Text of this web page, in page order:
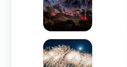
Zoom de l'image